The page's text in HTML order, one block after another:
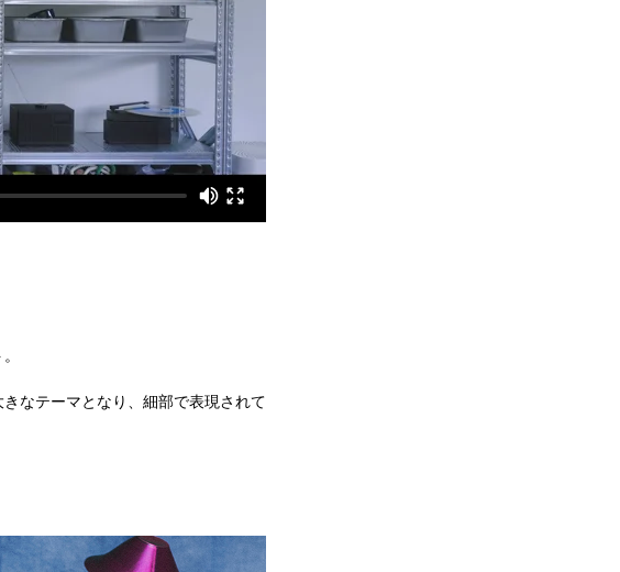
なテーマとなり、細部で表現されて